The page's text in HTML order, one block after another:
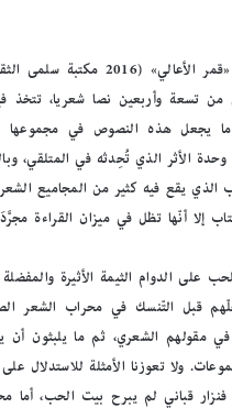
تتشكل مجموعة «قمر الأعالي»
من تسعة وأربعين نصا شعريا، تتخذ
ما يجعل هذه النصوص في
الأثر الذي تُحِدثه في المتلقي،
الذي يقع فيه كثير من المجاميع
إلا أنّها تظل في ميزان القراءة
على الدوام الثيمة الأثيرة
قبل التّنسك في محراب الشعر
في مقولهم الشعري، ثم ما يلبثون أن
ولا تعوزنا الأمثلة للاستدلال
فنزار قباني لم يبرح بيت الحب،